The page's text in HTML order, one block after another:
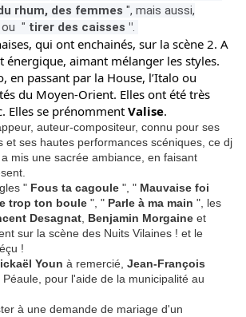
rhum, des femmes ", mais aussi,
ou " tirer des caisses ".
qui ont enchainés, sur la scène 2. A
énergique, aimant mélanger les styles.
en passant par la House, l’Italo ou
du Moyen-Orient. Elles ont été très
Elles se prénomment Valise.
auteur-compositeur, connu pour ses
et ses hautes performances scéniques, ce dj
a mis une sacrée ambiance, en faisant
" Fous ta cagoule ", " Mauvaise foi
trop ton boule ", " Parle à ma main ", les
Desagnat Benjamin Morgaine et
sur la scène des Nuits Vilaines ! et le
!
Youn à remercié, Jean-François
pour l'aide de la municipalité au
à une demande de mariage d'un